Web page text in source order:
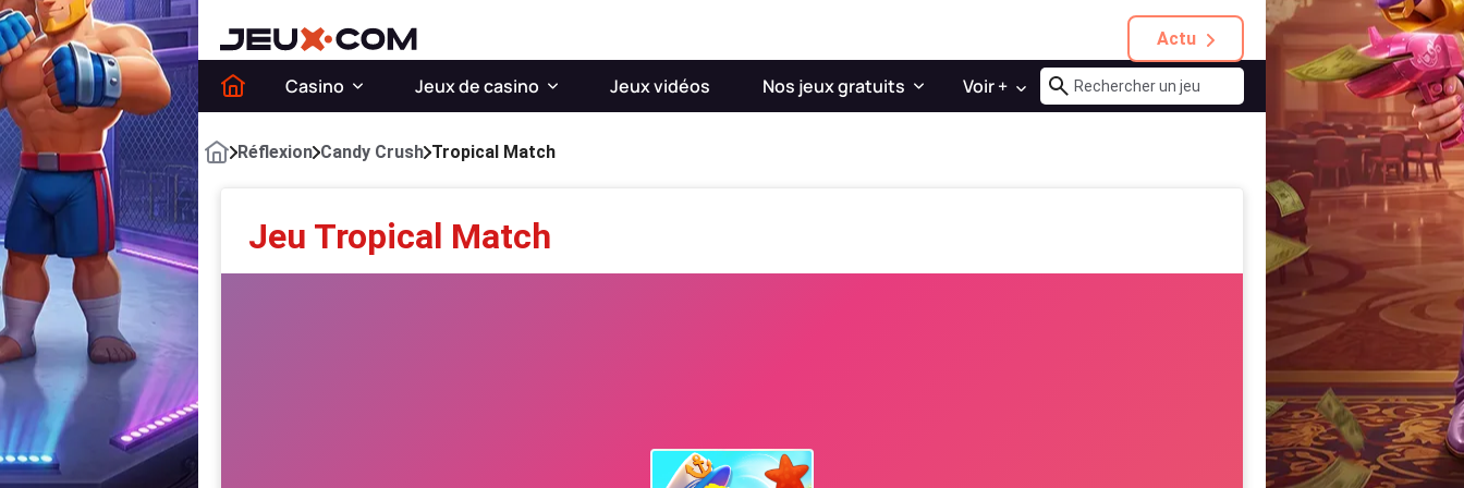
Actu
Casino Jeux de casino Jeux vidéos Nos jeux gratuits Voir +
Réflexion Candy Crush Tropical Match
Jeu Tropical Match